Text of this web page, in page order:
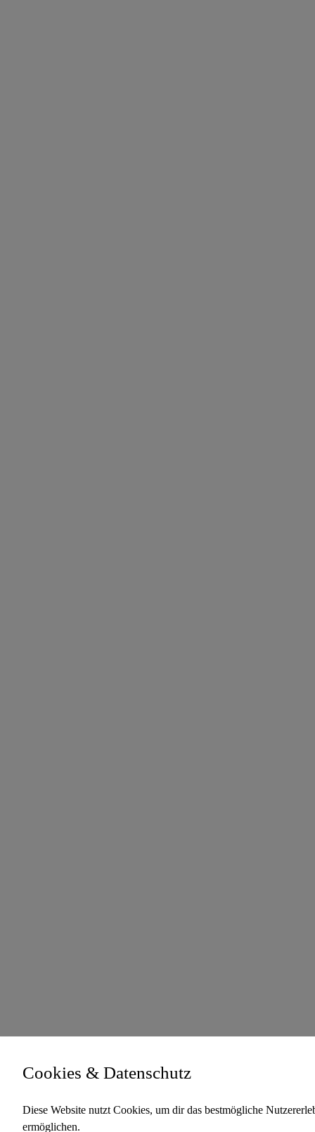
Cookies & Datenschutz
Diese Website nutzt Cookies, um dir das bestmögliche
ermöglichen.